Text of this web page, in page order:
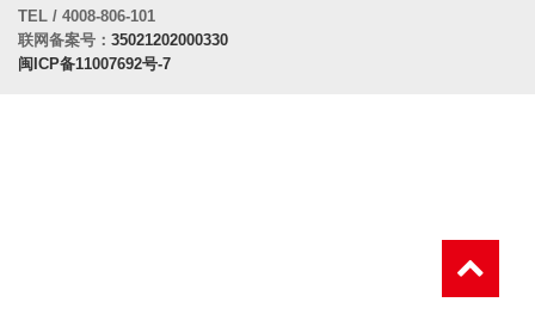
TEL / 4008-806-101
联网备案号： 35021202000330
闽ICP备11007692号-7